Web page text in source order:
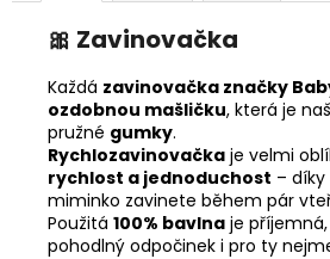
🎀 Zavinovačka
Každá zavinovačka značky
ozdobnou mašličku, která je
pružné gumky.
Rychlozavinovačka je velmi
rychlost a jednoduchost – díky
miminko zavinete během pár
Použitá 100% bavlna je
pohodlný odpočinek i pro ty